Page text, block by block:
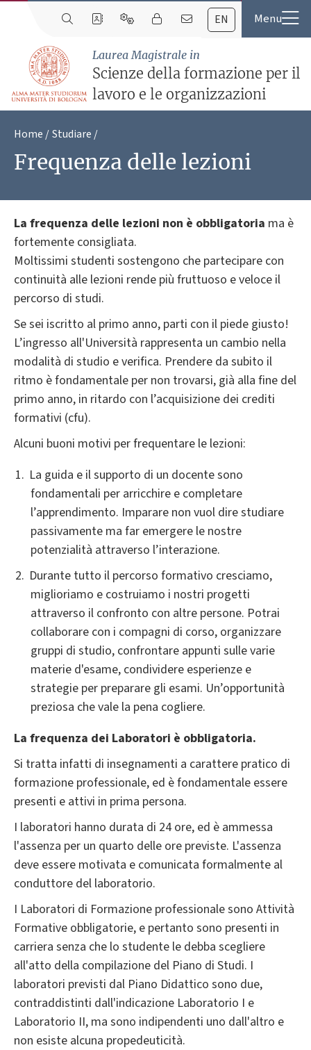
EN
Laurea Magistrale in
Scienze della formazione per il
lavoro e le organizzazioni
Home Studiare
Frequenza delle lezioni
La frequenza delle lezioni non è obbligatoria ma è
fortemente consigliata.
Moltissimi studenti sostengono che partecipare con
continuità alle lezioni rende più fruttuoso e veloce il
percorso di studi.
Se sei iscritto al primo anno, parti con il piede giusto!
L’ingresso all'Università rappresenta un cambio nella
modalità di studio e verifica. Prendere da subito il
ritmo è fondamentale per non trovarsi, già alla fine del
primo anno, in ritardo con l’acquisizione dei crediti
formativi (cfu).
Alcuni buoni motivi per frequentare le lezioni:
La guida e il supporto di un docente sono
fondamentali per arricchire e completare
l’apprendimento. Imparare non vuol dire studiare
passivamente ma far emergere le nostre
potenzialità attraverso l’interazione.
Durante tutto il percorso formativo cresciamo,
miglioriamo e costruiamo i nostri progetti
attraverso il confronto con altre persone. Potrai
collaborare con i compagni di corso, organizzare
gruppi di studio, confrontare appunti sulle varie
materie d'esame, condividere esperienze e
strategie per preparare gli esami. Un’opportunità
preziosa che vale la pena cogliere.
La frequenza dei Laboratori è obbligatoria.
Si tratta infatti di insegnamenti a carattere pratico di
formazione professionale, ed è fondamentale essere
presenti e attivi in prima persona.
I laboratori hanno durata di 24 ore, ed è ammessa
l'assenza per un quarto delle ore previste. L'assenza
deve essere motivata e comunicata formalmente al
conduttore del laboratorio.
I Laboratori di Formazione professionale sono Attività
Formative obbligatorie, e pertanto sono presenti in
carriera senza che lo studente le debba scegliere
all'atto della compilazione del Piano di Studi. I
laboratori previsti dal Piano Didattico sono due,
contraddistinti dall'indicazione Laboratorio I e
Laboratorio II, ma sono indipendenti uno dall'altro e
non esiste alcuna propedeuticità.